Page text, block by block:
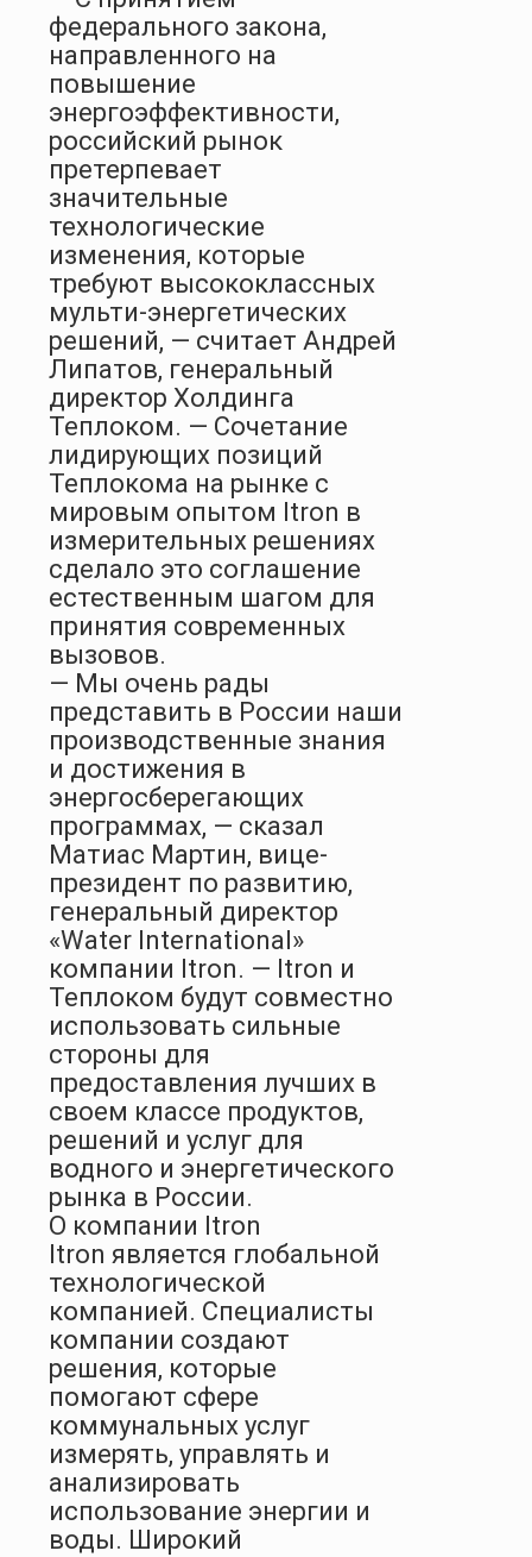
федерального закона,
направленного на
повышение
энергоэффективности,
российский рынок
претерпевает
значительные
технологические
изменения, которые
требуют высококлассных
мульти-энергетических
решений, — считает Андрей
Липатов, генеральный
директор Холдинга
Теплоком. — Сочетание
лидирующих позиций
Теплокома на рынке с
мировым опытом Itron в
измерительных решениях
сделало это соглашение
естественным шагом для
принятия современных
вызовов.
— Мы очень рады
представить в России наши
производственные знания
и достижения в
энергосберегающих
программах, — сказал
Матиас Мартин, вице-
президент по развитию,
генеральный директор
«Water International»
компании Itron. — Itron и
Теплоком будут совместно
использовать сильные
стороны для
предоставления лучших в
своем классе продуктов,
решений и услуг для
водного и энергетического
рынка в России.
О компании Itron
Itron является глобальной
технологической
компанией. Специалисты
компании создают
решения, которые
помогают сфере
коммунальных услуг
измерять, управлять и
анализировать
использование энергии и
воды. Широкий